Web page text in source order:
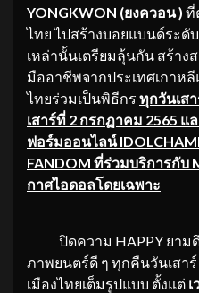
YONGKWON (ยงควอน ) ที่
ไทย ไปสร้างบอยแบนด์ระดั
เหล่านั้นเตรียมลุ้นกัน สร้าง
มืออาชีพจากประเทศเกาห
ไทยร่วมเป็นพิธีกร ทุกวันเสา
เสาร์ที่ 2 กรกฏาคม 2565
ฟอร์มออนไลน์
FANDOM ที่ร่วมบริการกับ
กาศไอดอลโดยเฉพาะ
ปิดความ HAPPY ยาม
ภาพยนตร์ดี ๆ ทุกคืนวันเสา
เมืองไทยเต็มรูปแบบ ตั้งแต่ เ